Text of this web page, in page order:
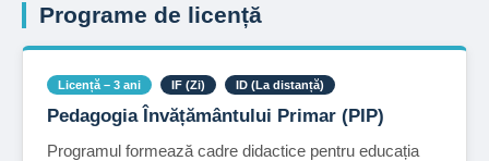
Programe de licență
Licență – 3 ani IF (Zi) ID (La distanță)
Pedagogia Învățământului Primar (PIP)
Programul formează cadre didactice pentru educația